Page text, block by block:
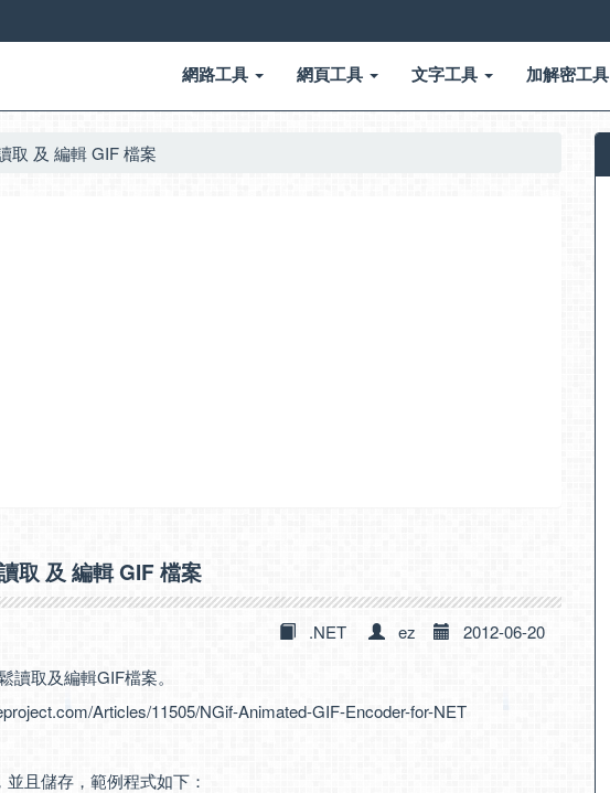
網路工具 網頁工具 文字工具 加解密工具
取 及 編輯 GIF 檔案
取 及 編輯 GIF 檔案
.NET ez
2012-06-20
讀取及編輯GIF檔案。
Articles/11505/NGif-Animated-GIF-Encoder-for-NET
且儲存，範例程式如下：